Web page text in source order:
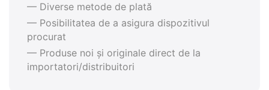
— Diverse metode de plată
— Posibilitatea de a asigura dispozitivul
procurat
— Produse noi și originale direct de la
importatori/distribuitori